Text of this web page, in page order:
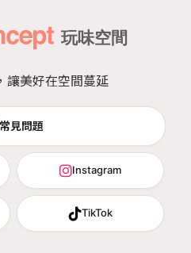
讓美好在空間蔓延
常見問題
Instagram
TikTok